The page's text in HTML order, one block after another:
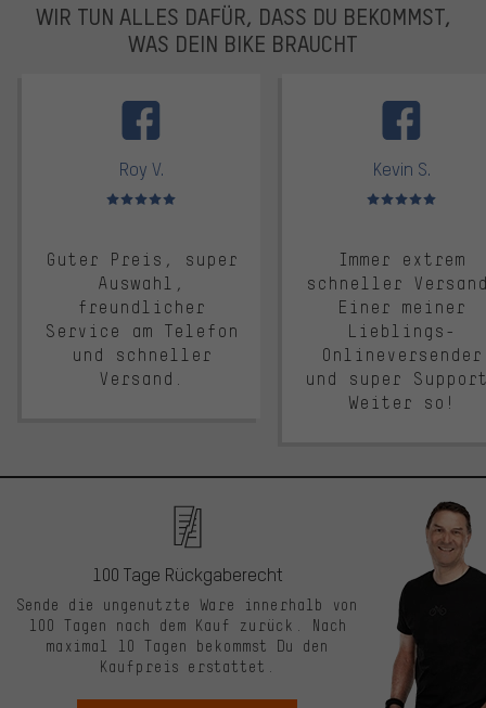
WIR TUN ALLES DAFÜR, DASS DU BEKOMMST,
WAS DEIN BIKE BRAUCHT
Roy V.
Bewertungen: 5 von 5
Guter Preis, super
Auswahl,
freundlicher
Service am Telefon
und schneller
Versand.
Kevin S.
Bewertungen: 5 von 5
Immer extrem
schneller
Einer meiner
Lieblings-
Onlineversender
und super
Weiter so!
100 Tage Rückgaberecht
Sende die ungenutzte Ware innerhalb von
100 Tagen nach dem Kauf zurück. Nach
maximal 10 Tagen bekommst Du den
Kaufpreis erstattet.